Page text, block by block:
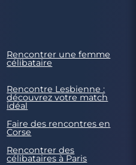
Rencontrer une femme
célibataire
Rencontre Lesbienne :
découvrez votre match
idéal
Faire des rencontres en
Corse
Rencontrer des
célibataires à Paris